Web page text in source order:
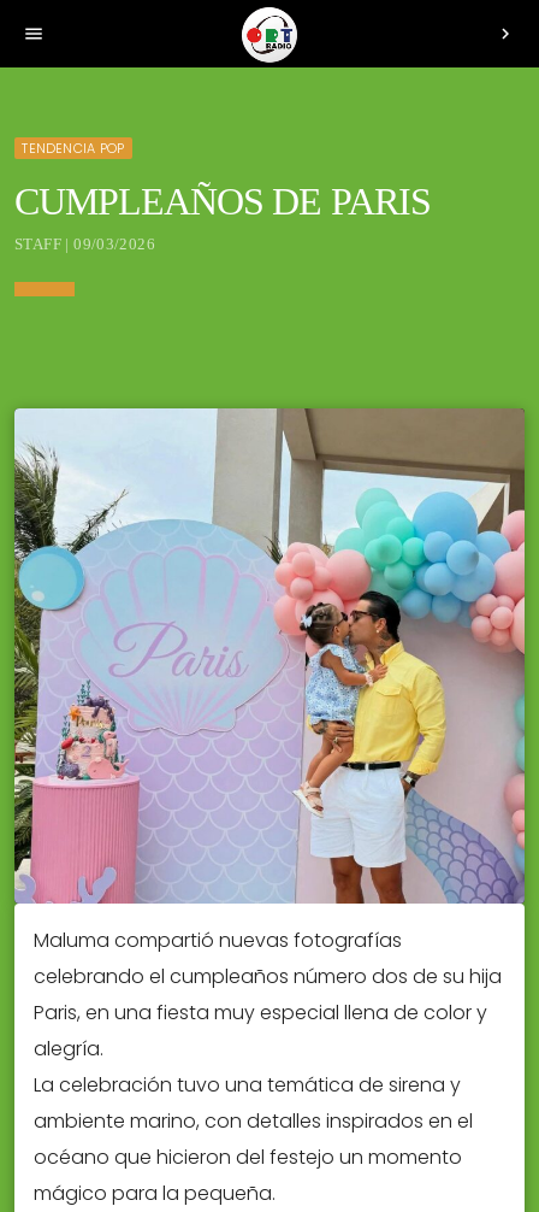
menu chevron_right
TENDENCIA POP
CUMPLEAÑOS DE PARIS
STAFF | 09/03/2026
Maluma compartió nuevas fotografías
celebrando el cumpleaños número dos de su hija
Paris, en una fiesta muy especial llena de color y
alegría.
La celebración tuvo una temática de sirena y
ambiente marino, con detalles inspirados en el
océano que hicieron del festejo un momento
mágico para la pequeña.